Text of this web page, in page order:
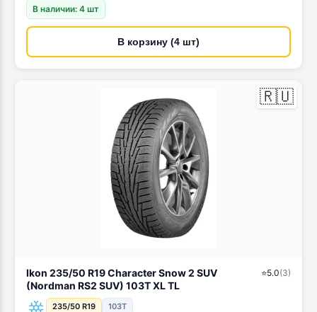
В наличии: 4 шт
В корзину (4 шт)
🇷🇺
Ikon 235/50 R19 Character Snow 2 SUV
(Nordman RS2 SUV) 103T XL TL
⭐5.0(3)
235/50 R19 103T